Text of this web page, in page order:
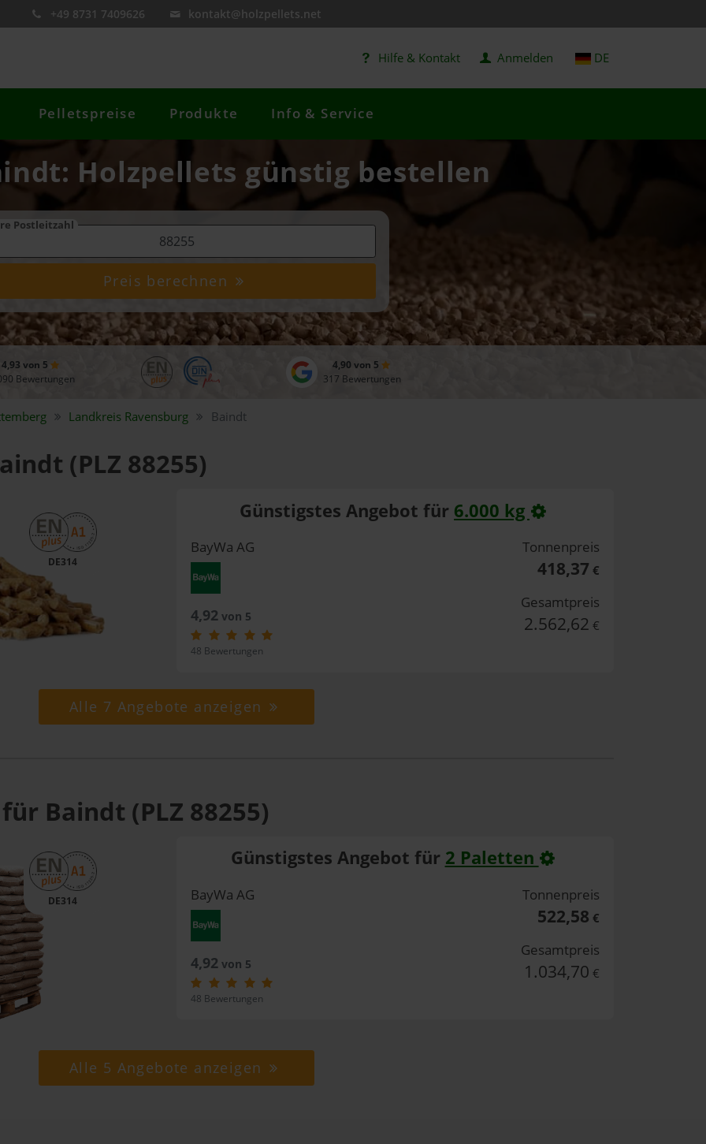
+49 8731 7409626 kontakt@holzpellets.net
Hilfe & Kontakt Anmelden DE
Pelletspreise Produkte Info & Service
Holzpellets günstig bestellen
Postleitzahl
Preis berechnen
4,93 von 5
Bewertungen
4,90 von 5
317 Bewertungen
Landkreis Ravensburg Baindt
(PLZ 88255)
DE314
Günstigstes Angebot für 6.000 kg
BayWa AG
4,92von 5
48 Bewertungen
Tonnenpreis
418,37 €
Gesamtpreis
2.562,62 €
Alle 7 Angebote anzeigen
Baindt (PLZ 88255)
DE314
Günstigstes Angebot für 2 Paletten
BayWa AG
4,92von 5
48 Bewertungen
Tonnenpreis
522,58 €
Gesamtpreis
1.034,70 €
Alle 5 Angebote anzeigen